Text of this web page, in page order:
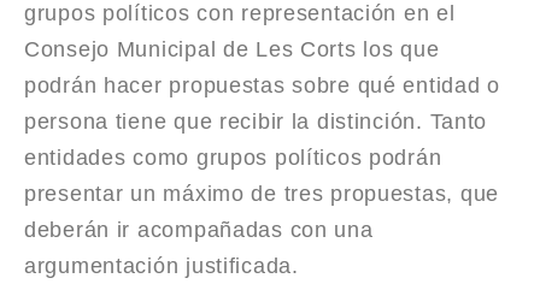
grupos políticos con representación en el
Consejo Municipal de Les Corts los que
podrán hacer propuestas sobre qué entidad o
persona tiene que recibir la distinción. Tanto
entidades como grupos políticos podrán
presentar un máximo de tres propuestas, que
deberán ir acompañadas con una
argumentación justificada.